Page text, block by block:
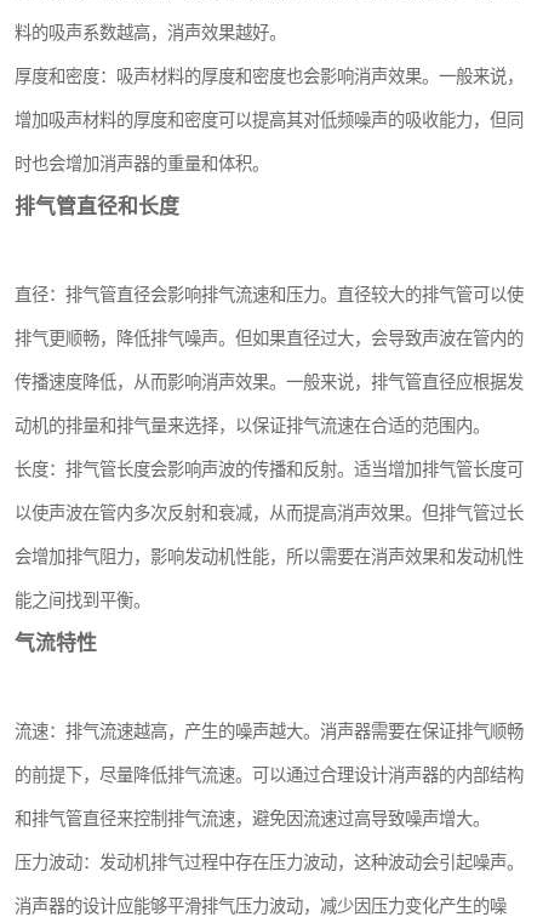
料的吸声系数越高，消声效果越好。
厚度和密度：吸声材料的厚度和密度也会影响消声效果。一般来说，
增加吸声材料的厚度和密度可以提高其对低频噪声的吸收能力，但同
时也会增加消声器的重量和体积。
排气管直径和长度
直径：排气管直径会影响排气流速和压力。直径较大的排气管可以使
排气更顺畅，降低排气噪声。但如果直径过大，会导致声波在管内的
传播速度降低，从而影响消声效果。一般来说，排气管直径应根据发
动机的排量和排气量来选择，以保证排气流速在合适的范围内。
长度：排气管长度会影响声波的传播和反射。适当增加排气管长度可
以使声波在管内多次反射和衰减，从而提高消声效果。但排气管过长
会增加排气阻力，影响发动机性能，所以需要在消声效果和发动机性
能之间找到平衡。
气流特性
流速：排气流速越高，产生的噪声越大。消声器需要在保证排气顺畅
的前提下，尽量降低排气流速。可以通过合理设计消声器的内部结构
和排气管直径来控制排气流速，避免因流速过高导致噪声增大。
压力波动：发动机排气过程中存在压力波动，这种波动会引起噪声。
消声器的设计应能够平滑排气压力波动，减少因压力变化产生的噪